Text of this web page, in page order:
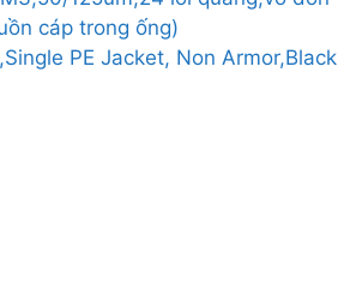
cáp trong ống)
PE Jacket, Non Armor,Black